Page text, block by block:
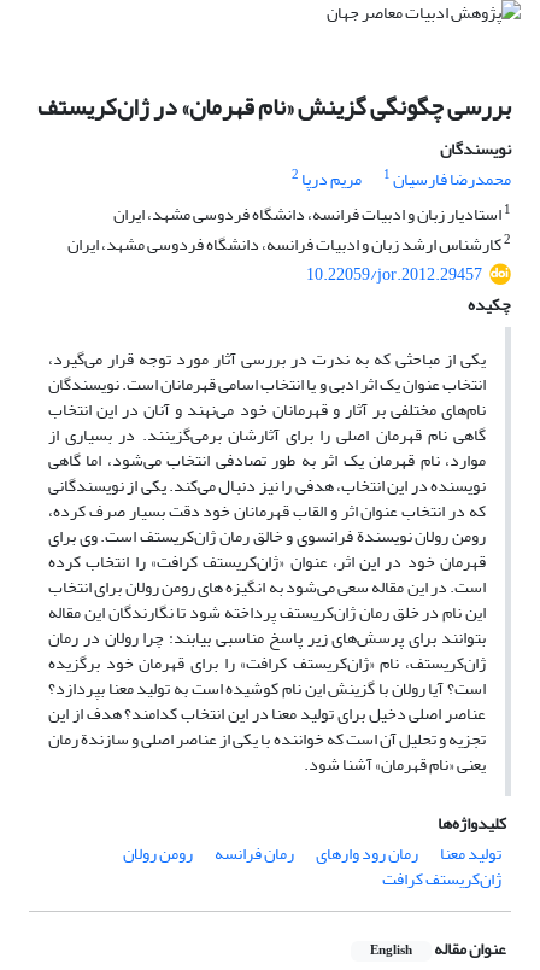
بررسی چگونگی گزینش «نام قهرمان» در ژان‌کریستف
نویسندگان
محمدرضا فارسیان1 مریم درپا 2
1استادیار زبان و ادبیات فرانسه، دانشگاه فردوسی مشهد، ایران
2کارشناس ارشد زبان و ادبیات فرانسه، دانشگاه فردوسی مشهد،‌ ایران
10.22059/jor.2012.29457
چکیده
یکی از مباحثی که به ندرت در بررسی آثار مورد توجه قرار می‌گیرد،
انتخاب عنوان یک اثر ادبی و یا انتخاب اسامی قهرمانان است. نویسندگان
نام‌های مختلفی بر آثار و قهرمانان خود می‌نهند و آنان در این انتخاب
گاهی نام قهرمان اصلی را برای آثارشان برمی‌گزینند. در بسیاری از
موارد، نام قهرمان یک اثر به طور تصادفی انتخاب می‌شود، اما گاهی
نویسنده در این انتخاب، هدفی را نیز دنبال می‌کند. یکی از نویسندگانی
که در انتخاب عنوان اثر و القاب قهرمانان خود دقت بسیار صرف کرده،
رومن رولان نویسندة فرانسوی و خالق رمان ژان‌کریستف است. وی برای
قهرمان خود در این اثر، عنوان «ژان‌کریستف کرافت» را انتخاب کرده
است. در این مقاله سعی می‌شود به انگیزه های رومن رولان برای انتخاب
این نام در خلق رمان ژان‌کریستف پرداخته شود تا نگارندگان این مقاله
بتوانند برای پرسش‌های زیر پاسخ مناسبی بیابند: چرا رولان در رمان
ژان‌کریستف، نام «ژان‌کریستف کرافت» را برای قهرمان خود برگزیده
است؟ آیا رولان با گزینش این نام کوشیده است به تولید معنا بپردازد؟
عناصر اصلی دخیل برای تولید معنا در این انتخاب کدامند؟ هدف از این
تجزیه و تحلیل آن است که خواننده با یکی از عناصر اصلی و سازندة رمان
یعنی «نام قهرمان» آشنا شود.
کلیدواژه‌ها
تولید معنا
رمان رود وارهای رمان فرانسه رومن رولان
ژان‌کریستف کرافت
عنوان مقاله English